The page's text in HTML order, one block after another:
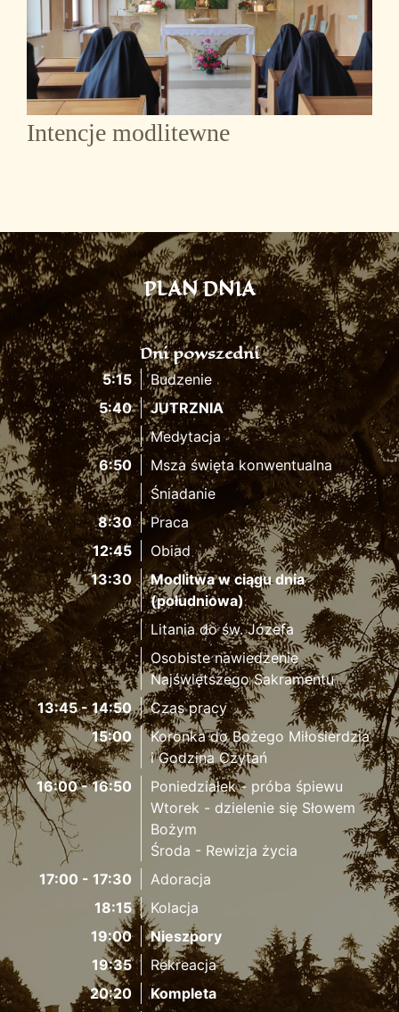
Intencje modlitewne
PLAN DNIA
Dni powszedni
5:15
Budzenie
5:40
JUTRZNIA
Medytacja
6:50
Msza święta konwentualna
Śniadanie
8:30
Praca
12:45
Obiad
13:30
Modlitwa w ciągu dnia
(południowa)
Litania do św. Józefa
Osobiste nawiedzenie
Najświętszego Sakramentu
13:45 - 14:50
Czas pracy
15:00
Koronka do Bożego Miłosierdzia
i Godzina Czytań
16:00 - 16:50
Poniedziałek - próba śpiewu
Wtorek - dzielenie się Słowem
Bożym
Środa - Rewizja życia
17:00 - 17:30
Adoracja
18:15
Kolacja
19:00
Nieszpory
19:35
Rekreacja
20:20
Kompleta